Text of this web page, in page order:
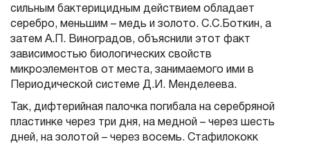
сильным бактерицидным действием обладает
серебро, меньшим – медь и золото. С.С.Боткин, а
затем А.П. Виноградов, объяснили этот факт
зависимостью биологических свойств
микроэлементов от места, занимаемого ими в
Периодической системе Д.И. Менделеева.
Так, дифтерийная палочка погибала на серебряной
пластинке через три дня, на медной – через шесть
дней, на золотой – через восемь. Стафилококк